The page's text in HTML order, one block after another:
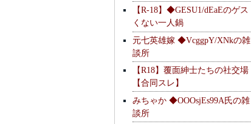
【R-18】◆GESU1/dEaEのゲス
くない一人鍋
元七英雄嫁 ◆VcggpY/XNkの雑
談所
【R18】覆面紳士たちの社交場
【合同スレ】
みちゃか ◆OOOsjEs99A氏の雑
談所